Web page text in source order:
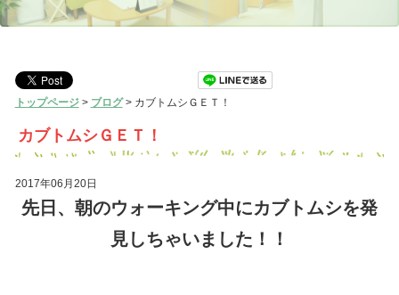
トップページ > ブログ > カブトムシＧＥＴ！
カブトムシＧＥＴ！
2017年06月20日
先日、朝のウォーキング中にカブトムシを発
見しちゃいました！！